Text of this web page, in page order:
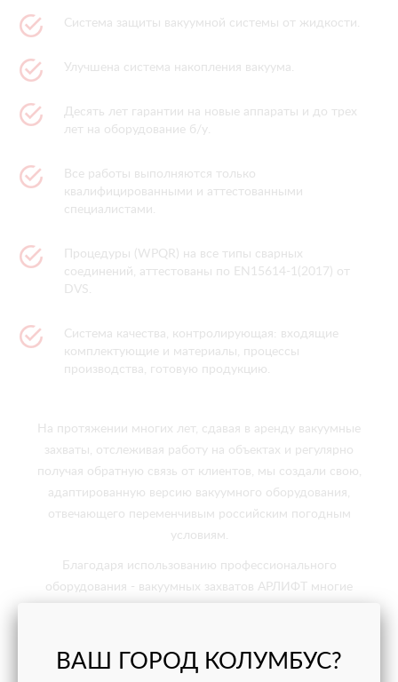
Система защиты вакуумной системы от жидкости.
Улучшена система накопления вакуума.
Десять лет гарантии на новые аппараты и до трех
лет на оборудование б/у.
Все работы выполняются только
квалифицированными и аттестованными
специалистами.
Процедуры (WPQR) на все типы сварных
соединений, аттестованы по EN15614-1(2017) от
DVS.
Система качества, контролирующая: входящие
комплектующие и материалы, процессы
производства, готовую продукцию.
На протяжении многих лет, сдавая в аренду вакуумные
захваты, отслеживая работу на объектах и регулярно
получая обратную связь от клиентов, мы создали свою,
адаптированную версию вакуумного оборудования,
отвечающего переменчивым российским погодным
условиям.
Благодаря использованию профессионального
оборудования - вакуумных захватов АРЛИФТ многие
бюджет и обеспечить высокое качество фасада, а
проектировщикам стали доступны любые архитектурные
ВАШ ГОРОД КОЛУМБУС?